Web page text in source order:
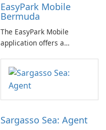
EasyPark Mobile
Bermuda
The EasyPark Mobile
application offers a
locating parking spaces and
managing parking sessions
through user-friendly menu
options and location services.
Sargasso Sea: Agent